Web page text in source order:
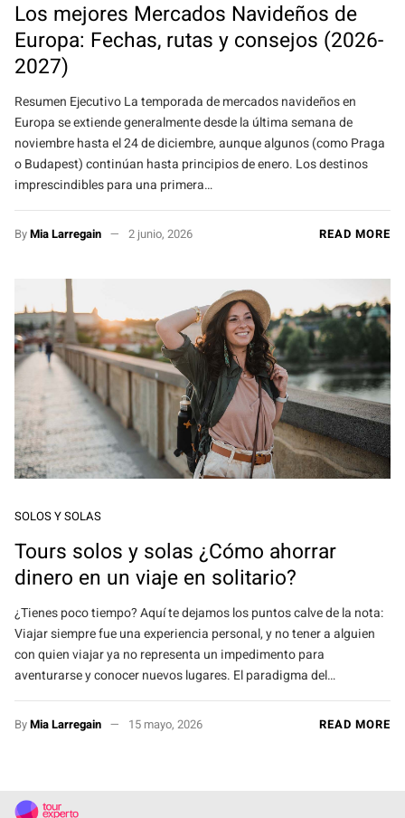
Los mejores Mercados Navideños de
Europa: Fechas, rutas y consejos (2026-
2027)
Resumen Ejecutivo La temporada de mercados navideños en
Europa se extiende generalmente desde la última semana de
noviembre hasta el 24 de diciembre, aunque algunos (como Praga
o Budapest) continúan hasta principios de enero. Los destinos
imprescindibles para una primera…
ByMia Larregain 2 junio, 2026 READ MORE
SOLOS Y SOLAS
Tours solos y solas ¿Cómo ahorrar
dinero en un viaje en solitario?
¿Tienes poco tiempo? Aquí te dejamos los puntos calve de la nota:
Viajar siempre fue una experiencia personal, y no tener a alguien
con quien viajar ya no representa un impedimento para
aventurarse y conocer nuevos lugares. El paradigma del…
ByMia Larregain 15 mayo, 2026 READ MORE